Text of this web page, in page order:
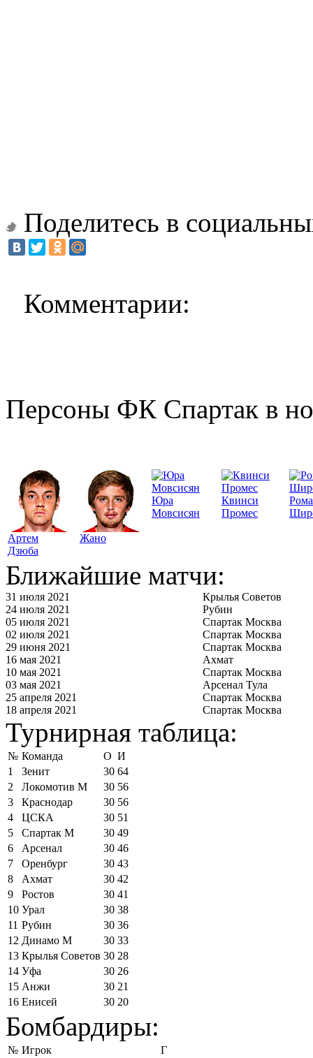
Поделитесь в
Комментарии:
Персоны ФК Спартак в
Артем
Дзюба
Жано
Юра
Мовсисян
Квинси
Промес
Ближайшие матчи:
31 июля 2021
Крылья Советов
24 июля 2021
Рубин
05 июля 2021
Спартак Москва
02 июля 2021
Спартак Москва
29 июня 2021
Спартак Москва
16 мая 2021
Ахмат
10 мая 2021
Спартак Москва
03 мая 2021
Арсенал Тула
25 апреля 2021
Спартак Москва
18 апреля 2021
Спартак Москва
Турнирная таблица:
№ Команда О И
1
Зенит 30 64
2
Локомотив М 30 56
3
Краснодар 30 56
4
ЦСКА 30 51
5
Спартак М 30 49
6
Арсенал 30 46
7
Оренбург 30 43
8
Ахмат 30 42
9
Ростов 30 41
10 Урал 30 38
11 Рубин 30 36
12 Динамо М 30 33
13 Крылья Советов 30 28
14 Уфа 30 26
15 Анжи 30 21
16 Енисей 30 20
Бомбардиры:
№ Игрок Г